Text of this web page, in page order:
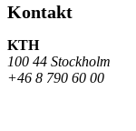
Kontakt
KTH
100 44 Stockholm
+46 8 790 60 00